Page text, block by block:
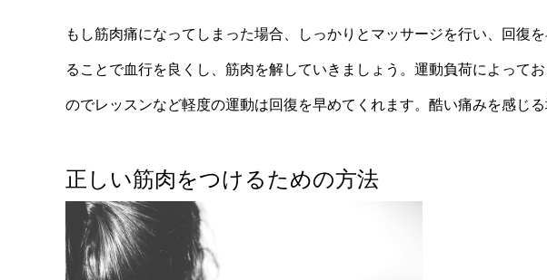
もし筋肉痛になってしまった場合、しっかりとマッサージを行い、回復
ることで血行を良くし、筋肉を解していきましょう。 運動負荷によって
のでレッスンなど軽度の運動は回復を早めてくれます。酷い痛みを感じ
正しい筋肉をつけるための方法